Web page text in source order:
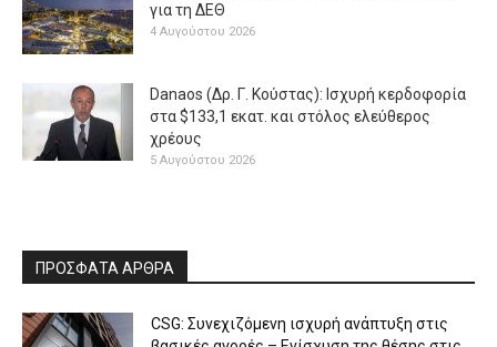
για τη ΔΕΘ
4 Αυγούστου 2026
Danaos (Δρ. Γ. Κούστας): Ισχυρή κερδοφορία
στα $133,1 εκατ. και στόλος ελεύθερος
χρέους
5 Αυγούστου 2026
ΠΡΟΣΦΑΤΑ ΑΡΘΡΑ
CSG: Συνεχιζόμενη ισχυρή ανάπτυξη στις